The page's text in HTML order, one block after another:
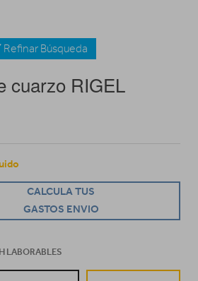
Refinar Búsqueda
cuarzo RIGEL
CALCULA TUS
GASTOS ENVIO
LABORABLES